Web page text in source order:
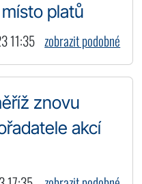
platů
11:35 zobrazit podobné
znovu
akcí